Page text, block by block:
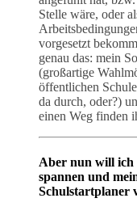
Stelle wäre, oder
vorgesetzt
genau das: mein
(großartige
öffentlichen
da durch, oder?)
einen Weg finden
Aber nun will ich
spannen und
Schulstartplaner